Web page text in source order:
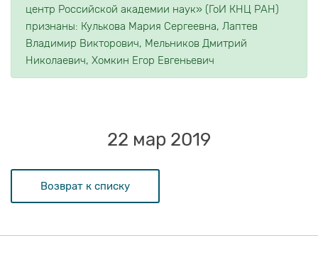
центр Российской академии наук» (ГоИ КНЦ РАН)
признаны: Кулькова Мария Сергеевна, Лаптев
Владимир Викторович, Мельников Дмитрий
Николаевич, Хомкин Егор Евгеньевич
Возврат к списку
22 мар 2019